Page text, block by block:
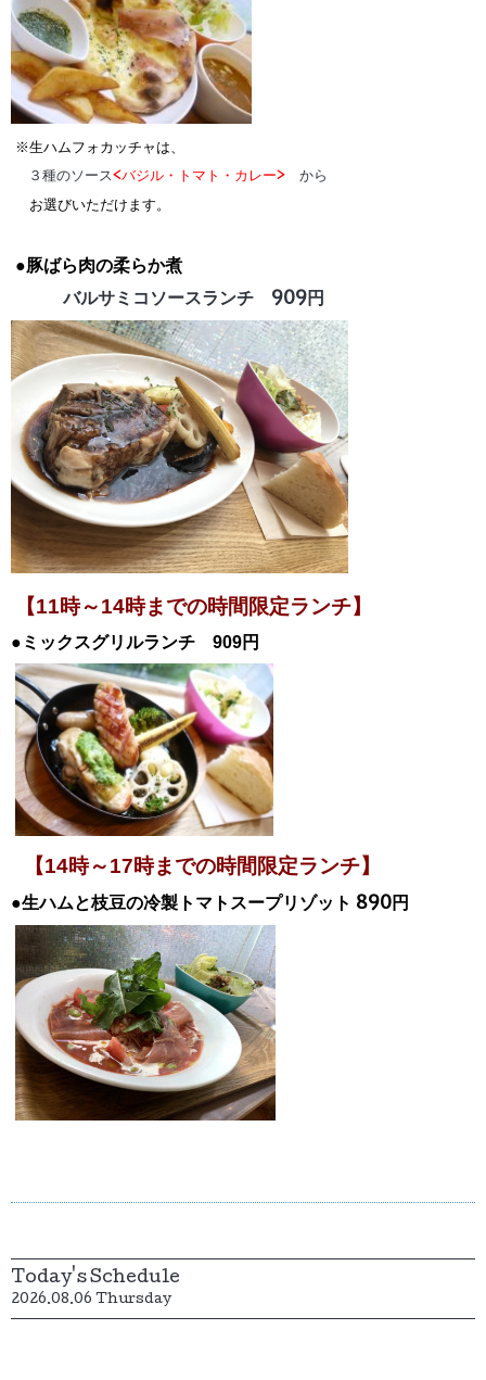
※生ハムフォカッチャは、
３種のソース<バジル・トマト・カレー> から
お選びいただけます。
●豚ばら肉の柔らか煮
バルサミコソースランチ 909円
【11時～14時までの時間限定ランチ】
●ミックスグリルランチ 909円
【14時～17時までの時間限定ランチ】
●生ハムと枝豆の冷製トマトスープリゾット 890円
Today's Schedule
2026.08.06 Thursday